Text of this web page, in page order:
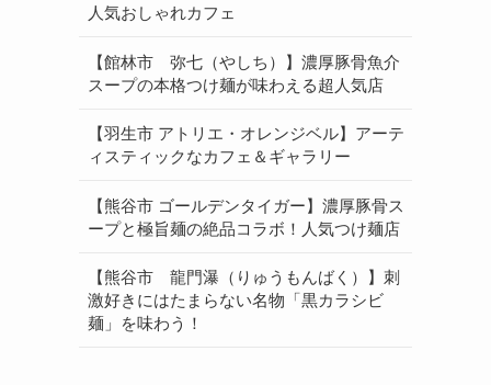
人気おしゃれカフェ
【館林市 弥七（やしち）】濃厚豚骨魚介
スープの本格つけ麺が味わえる超人気店
【羽生市 アトリエ・オレンジベル】アーテ
ィスティックなカフェ＆ギャラリー
【熊谷市 ゴールデンタイガー】濃厚豚骨ス
ープと極旨麺の絶品コラボ！人気つけ麺店
【熊谷市 龍門瀑（りゅうもんばく）】刺
激好きにはたまらない名物「黒カラシビ
麺」を味わう！